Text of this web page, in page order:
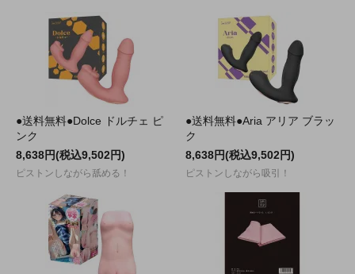
●送料無料●Dolce ドルチェ ピ
ンク
8,638円(税込9,502円)
ピストンしながら舐める！
●送料無料●Aria アリア ブラッ
ク
8,638円(税込9,502円)
ピストンしながら吸引！